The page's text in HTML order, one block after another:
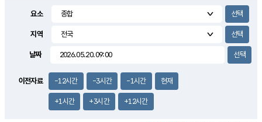
3.8m/s
요소
지역
날짜
이전자료 -12시간 -3시간 -1시간 현재
+1시간 +3시간 +12시간